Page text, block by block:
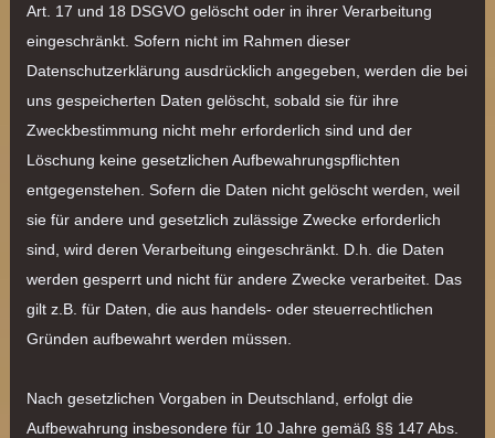
Art. 17 und 18 DSGVO gelöscht oder in ihrer Verarbeitung
eingeschränkt. Sofern nicht im Rahmen dieser
Datenschutzerklärung ausdrücklich angegeben, werden die bei
uns gespeicherten Daten gelöscht, sobald sie für ihre
Zweckbestimmung nicht mehr erforderlich sind und der
Löschung keine gesetzlichen Aufbewahrungspflichten
entgegenstehen. Sofern die Daten nicht gelöscht werden, weil
sie für andere und gesetzlich zulässige Zwecke erforderlich
sind, wird deren Verarbeitung eingeschränkt. D.h. die Daten
werden gesperrt und nicht für andere Zwecke verarbeitet. Das
gilt z.B. für Daten, die aus handels- oder steuerrechtlichen
Gründen aufbewahrt werden müssen.
Nach gesetzlichen Vorgaben in Deutschland, erfolgt die
Aufbewahrung insbesondere für 10 Jahre gemäß §§ 147 Abs.